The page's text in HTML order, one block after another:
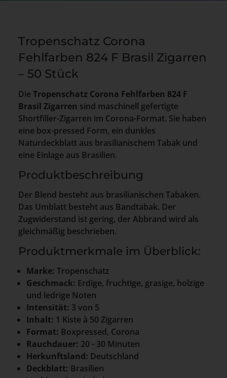
Tropenschatz Corona
Fehlfarben 824 F Brasil Zigarren
– 50 Stück
Die Tropenschatz Corona Fehlfarben 824 F
Brasil Zigarren sind maschinell gefertigte
Shortfiller-Zigarren im Corona-Format. Sie haben
eine box-pressed Form, ein dunkles
Naturdeckblatt aus brasilianischem Tabak und
eine Einlage aus Brasilien.
Produktbeschreibung
Der Blend besteht aus brasilianischen Tabaken.
Das Umblatt besteht aus Bandtabak. Der
Zugwiderstand ist gering, der Abbrand wird als
gleichmäßig beschrieben.
Produktmerkmale im Überblick:
Marke: Tropenschatz
Geschmack: Erdige, fruchtige, grasige, holzige
und ledrige Noten
Intensität: 3 von 5
Inhalt: 1 Kiste à 50 Zigarren
Format: Boxpressed, Corona
Rauchdauer: 20 - 30 Minuten
Herkunftsland: Deutschland
Deckblatt: Brasilien